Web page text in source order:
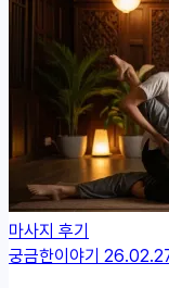
마사지 후기
궁금한이야기